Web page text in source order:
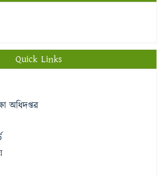
Quick Links
অধিদপ্তর